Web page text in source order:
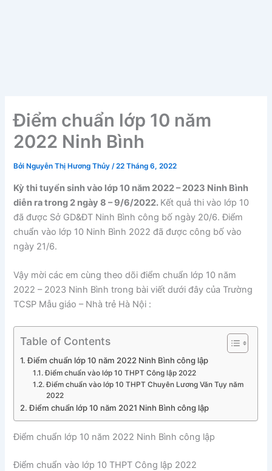
Điểm chuẩn lớp 10 năm
2022 Ninh Bình
Bởi Nguyễn Thị Hương Thủy/22 Tháng 6, 2022
Kỳ thi tuyển sinh vào lớp 10 năm 2022 – 2023 Ninh Bình
diễn ra trong 2 ngày 8 – 9/6/2022. Kết quả thi vào lớp 10
đã được Sở GD&ĐT Ninh Bình công bố ngày 20/6. Điểm
chuẩn vào lớp 10 Ninh Bình 2022 đã được công bố vào
ngày 21/6.
Vậy mời các em cùng theo dõi điểm chuẩn lớp 10 năm
2022 – 2023 Ninh Bình trong bài viết dưới đây của Trường
TCSP Mẫu giáo – Nhà trẻ Hà Nội :
Table of Contents
Điểm chuẩn lớp 10 năm 2022 Ninh Bình công lập
Điểm chuẩn vào lớp 10 THPT Công lập 2022
Điểm chuẩn vào lớp 10 THPT Chuyên Lương Văn Tụy năm
2022
Điểm chuẩn lớp 10 năm 2021 Ninh Bình công lập
Điểm chuẩn lớp 10 năm 2022 Ninh Bình công lập
Điểm chuẩn vào lớp 10 THPT Công lập 2022